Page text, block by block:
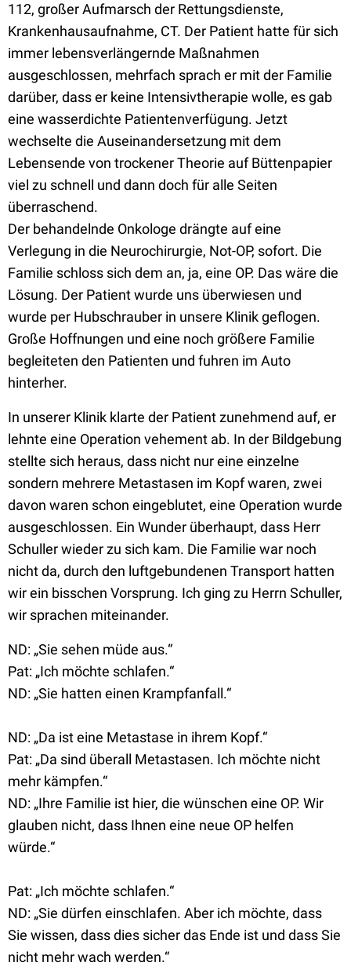
112, großer Aufmarsch der Rettungsdienste,
Krankenhausaufnahme, CT. Der Patient hatte für sich
immer lebensverlängernde Maßnahmen
ausgeschlossen, mehrfach sprach er mit der Familie
darüber, dass er keine Intensivtherapie wolle, es gab
eine wasserdichte Patientenverfügung. Jetzt
wechselte die Auseinandersetzung mit dem
Lebensende von trockener Theorie auf Büttenpapier
viel zu schnell und dann doch für alle Seiten
überraschend.
Der behandelnde Onkologe drängte auf eine
Verlegung in die Neurochirurgie, Not-OP, sofort. Die
Familie schloss sich dem an, ja, eine OP. Das wäre die
Lösung. Der Patient wurde uns überwiesen und
wurde per Hubschrauber in unsere Klinik geflogen.
Große Hoffnungen und eine noch größere Familie
begleiteten den Patienten und fuhren im Auto
hinterher.
In unserer Klinik klarte der Patient zunehmend auf, er
lehnte eine Operation vehement ab. In der Bildgebung
stellte sich heraus, dass nicht nur eine einzelne
sondern mehrere Metastasen im Kopf waren, zwei
davon waren schon eingeblutet, eine Operation wurde
ausgeschlossen. Ein Wunder überhaupt, dass Herr
Schuller wieder zu sich kam. Die Familie war noch
nicht da, durch den luftgebundenen Transport hatten
wir ein bisschen Vorsprung. Ich ging zu Herrn Schuller,
wir sprachen miteinander.
ND: „Sie sehen müde aus.“
Pat: „Ich möchte schlafen.“
ND: „Sie hatten einen Krampfanfall.“
ND: „Da ist eine Metastase in ihrem Kopf.“
Pat: „Da sind überall Metastasen. Ich möchte nicht
mehr kämpfen.“
ND: „Ihre Familie ist hier, die wünschen eine OP. Wir
glauben nicht, dass Ihnen eine neue OP helfen
würde.“
Pat: „Ich möchte schlafen.“
ND: „Sie dürfen einschlafen. Aber ich möchte, dass
Sie wissen, dass dies sicher das Ende ist und dass Sie
nicht mehr wach werden.“